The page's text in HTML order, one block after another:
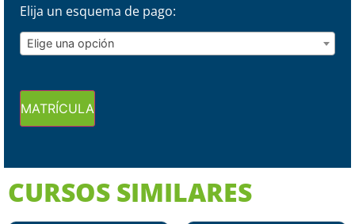
Elija un esquema de pago:
Elige una opción
MATRÍCULA
CURSOS SIMILARES